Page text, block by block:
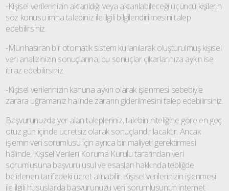
-Kişisel verilerinizin aktarıldığı veya aktarılabileceği üçüncü kişilerin
söz konusu imha talebiniz ile ilgili bilgilendirilmesini talep
edebilirsiniz.
-Münhasıran bir otomatik sistem kullanılarak oluşturulmuş kişisel
veri analizinizin sonuçlarına, bu sonuçlar çıkarlarınıza aykırı ise
itiraz edebilirsiniz.
-Kişisel verilerinizin kanuna aykırı olarak işlenmesi sebebiyle
zarara uğramanız halinde zararın giderilmesini talep edebilirsiniz.
Başvurunuzda yer alan talepleriniz, talebin niteliğine göre en geç
otuz gün içinde ücretsiz olarak sonuçlandırılacaktır. Ancak
işlemin veri sorumlusu için ayrıca bir maliyeti gerektirmesi
hâlinde, Kişisel Verileri Koruma Kurulu tarafından veri
sorumlusuna başvuru usul ve esasları hakkında tebliğde
belirlenen tarifedeki ücret alınabilir. Kişisel verilerinizin işlenmesi
ile ilgili hususlarda başvurunuzu veri sorumlusunun internet